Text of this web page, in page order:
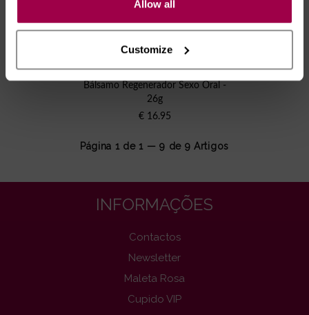
Allow all
Customize
Bálsamo Regenerador Sexo Oral -
26g
€ 16.95
Página 1 de 1 — 9 de 9 Artigos
INFORMAÇÕES
Contactos
Newsletter
Maleta Rosa
Cupido VIP